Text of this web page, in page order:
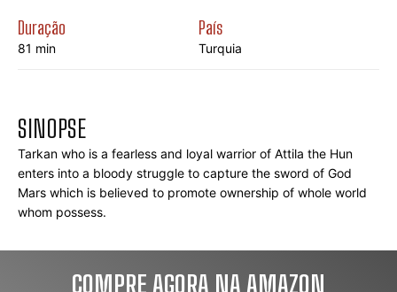
Duração
81 min
País
Turquia
SINOPSE
Tarkan who is a fearless and loyal warrior of Attila the Hun
enters into a bloody struggle to capture the sword of God
Mars which is believed to promote ownership of whole world
whom possess.
COMPRE AGORA NA AMAZON